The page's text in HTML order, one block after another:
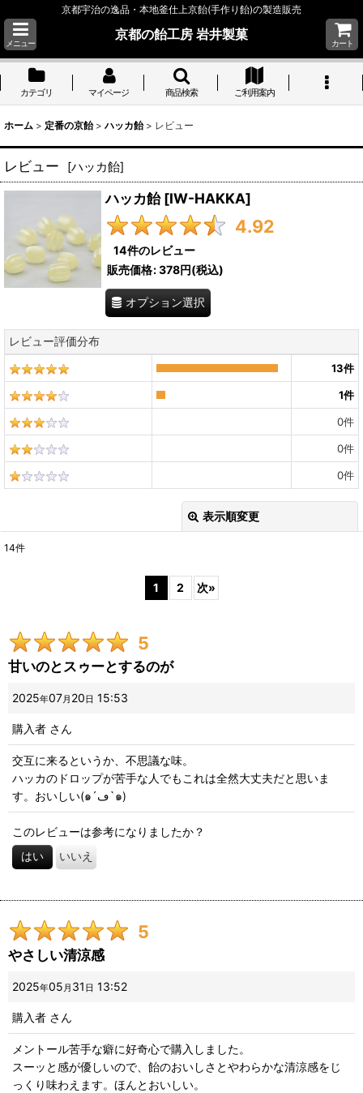
京都宇治の逸品・本地釜仕上京飴(手作り飴)の製造販売
メニュー
京都の飴工房 岩井製菓
カート
カテゴリ マイページ 商品検索 ご利用案内
ホーム > 定番の京飴 > ハッカ飴 > レビュー
レビュー [ハッカ飴]
ハッカ飴 [IW-HAKKA]
4.92
14件のレビュー
販売価格:378円(税込)
オプション選択
レビュー評価分布
13件
1件
0件
0件
0件
表示順変更
画像:
星の数 :
並び順 :
絞り込む
14件
1 2 次»
5
甘いのとスゥーとするのが
2025年07月 20 日 15:53
購入者 さん
交互に来るというか、不思議な味。
ハッカのドロップが苦手な人でもこれは全然大丈夫だと思いま
す。おいしい(๑´ڡ`๑)
このレビューは参考になりましたか？
はい いいえ
5
やさしい清涼感
2025年05 月 31 日 13:52
購入者 さん
メントール苦手な癖に好奇心で購入しました。
スーッと感が優しいので、飴のおいしさとやわらかな清涼感をじ
っくり味わえます。ほんとおいしい。